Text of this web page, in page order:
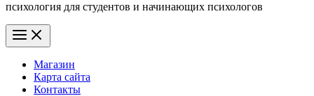
психология для студентов и начинающих психологов
Магазин
Карта сайта
Контакты